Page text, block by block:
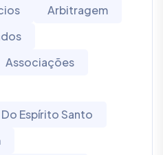
Arbitragem
Associações
Espírito Santo